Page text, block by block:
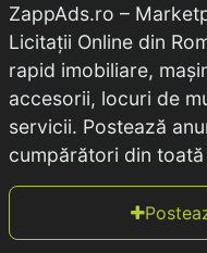
ZappAds.ro –
Licitații Online din
rapid imobiliare,
accesorii, locuri de
servicii. Postează
cumpărători din